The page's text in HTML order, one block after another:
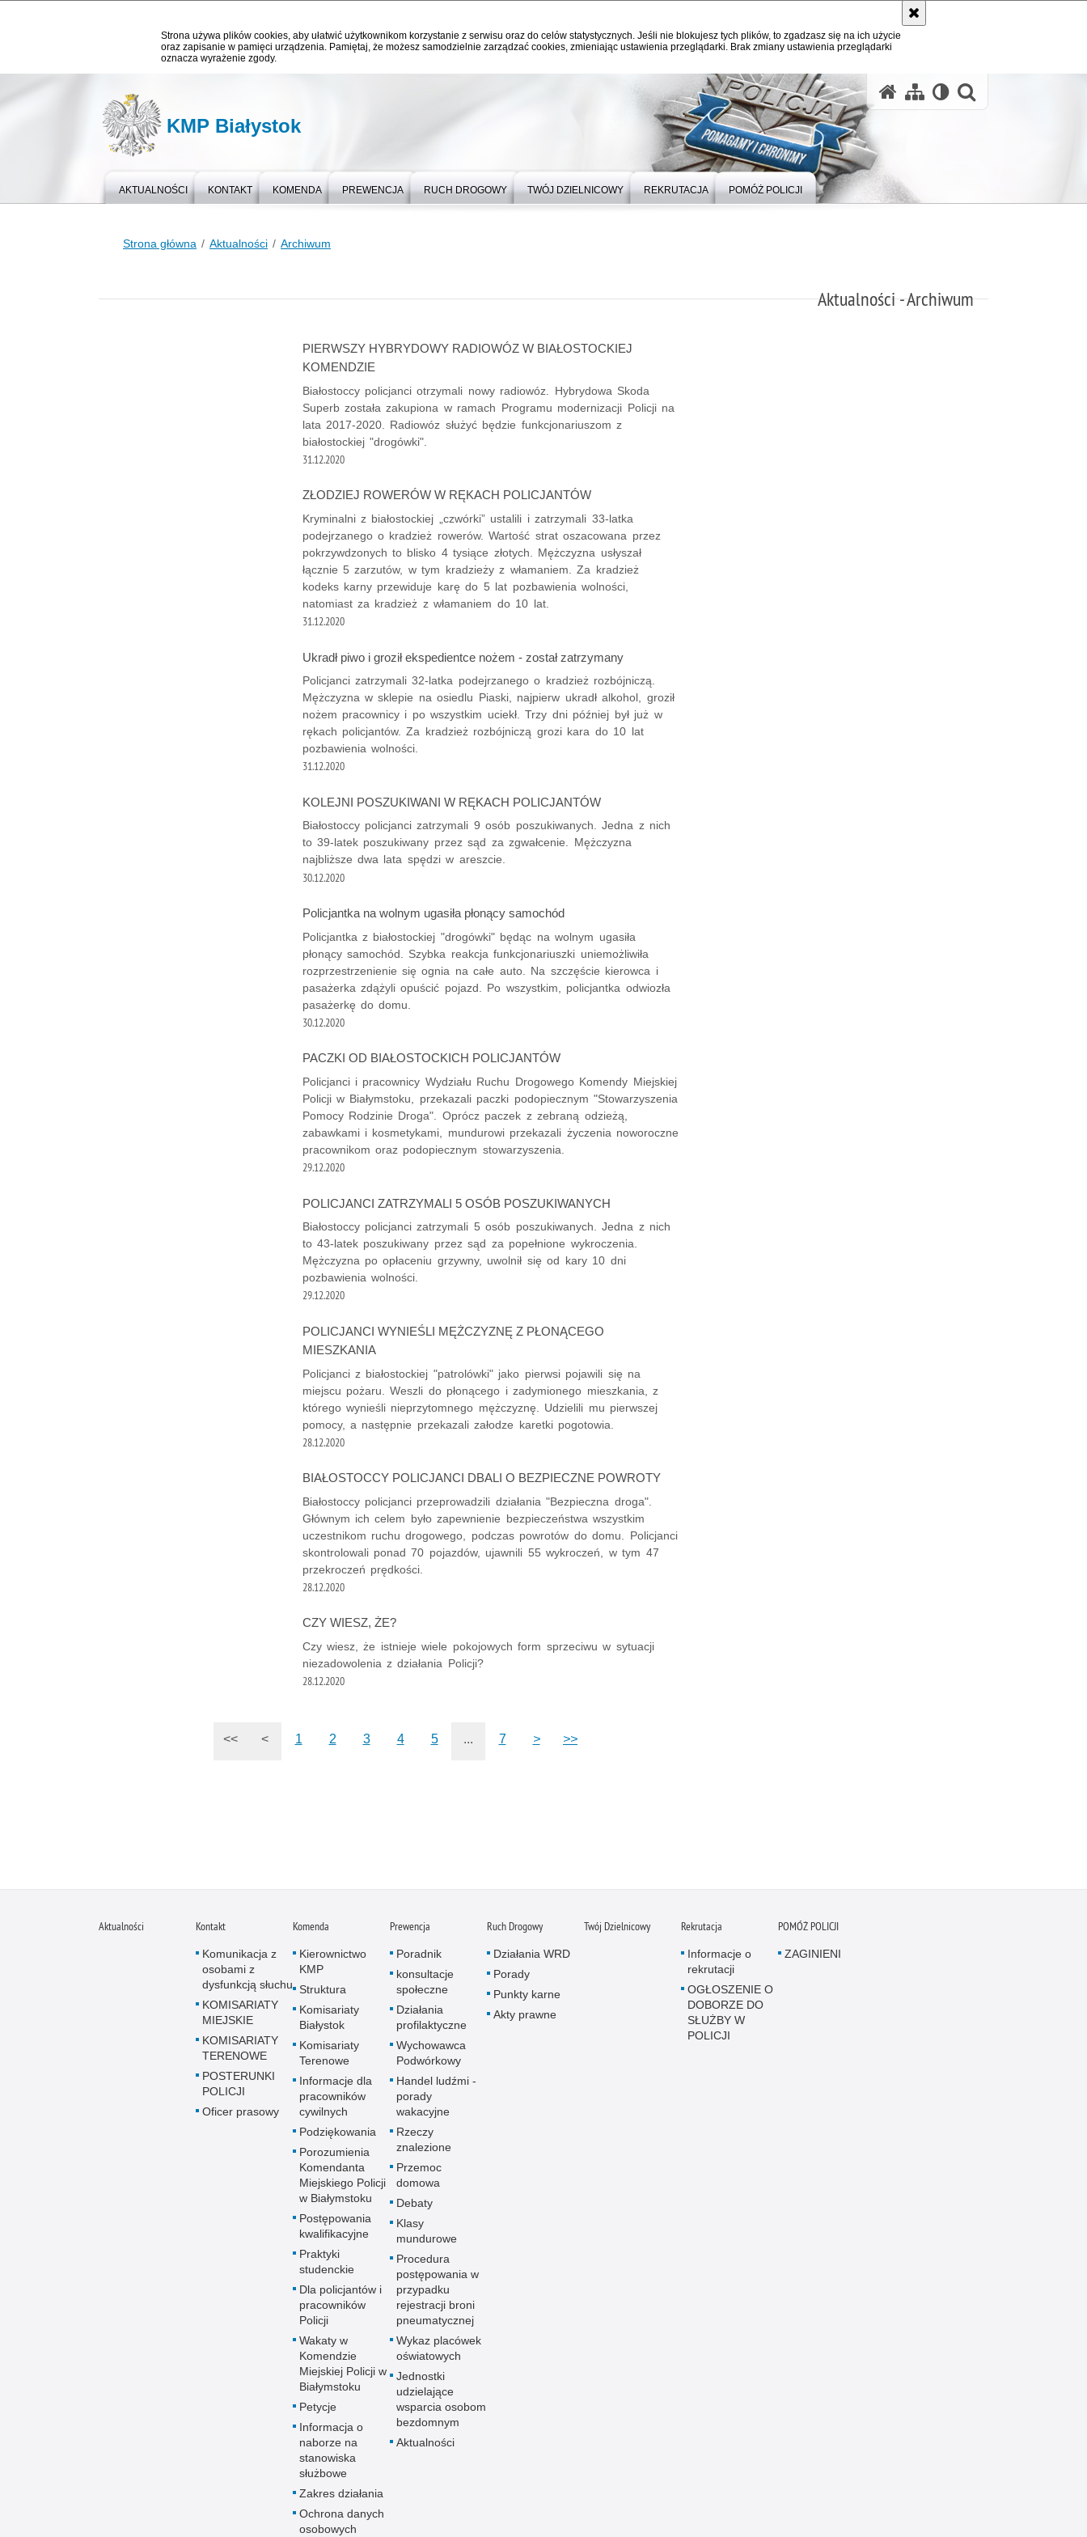
Strona używa plików cookies, aby ułatwić użytkownikom korzystanie z serwisu oraz do celów statystycznych. Jeśli nie blokujesz tych plików, to zgadzasz się na ich użycie
oraz zapisanie w pamięci urządzenia. Pamiętaj, że możesz samodzielnie zarządzać cookies, zmieniając ustawienia przeglądarki. Brak zmiany ustawienia przeglądarki
oznacza wyrażenie zgody.
KMP Białystok
AKTUALNOŚCI KONTAKT KOMENDA PREWENCJA RUCH DROGOWY TWÓJ DZIELNICOWY REKRUTACJA POMÓŻ POLICJI
Strona główna Aktualności Archiwum
Aktualności - Archiwum
PIERWSZY HYBRYDOWY RADIOWÓZ W BIAŁOSTOCKIEJ
KOMENDZIE
Białostoccy policjanci otrzymali nowy radiowóz. Hybrydowa Skoda
Superb została zakupiona w ramach Programu modernizacji Policji na
lata 2017-2020. Radiowóz służyć będzie funkcjonariuszom z
białostockiej "drogówki".
31.12.2020
ZŁODZIEJ ROWERÓW W RĘKACH POLICJANTÓW
Kryminalni z białostockiej „czwórki” ustalili i zatrzymali 33-latka
podejrzanego o kradzież rowerów. Wartość strat oszacowana przez
pokrzywdzonych to blisko 4 tysiące złotych. Mężczyzna usłyszał
łącznie 5 zarzutów, w tym kradzieży z włamaniem. Za kradzież
kodeks karny przewiduje karę do 5 lat pozbawienia wolności,
natomiast za kradzież z włamaniem do 10 lat.
31.12.2020
Ukradł piwo i groził ekspedientce nożem - został zatrzymany
Policjanci zatrzymali 32-latka podejrzanego o kradzież rozbójniczą.
Mężczyzna w sklepie na osiedlu Piaski, najpierw ukradł alkohol, groził
nożem pracownicy i po wszystkim uciekł. Trzy dni później był już w
rękach policjantów. Za kradzież rozbójniczą grozi kara do 10 lat
pozbawienia wolności.
31.12.2020
KOLEJNI POSZUKIWANI W RĘKACH POLICJANTÓW
Białostoccy policjanci zatrzymali 9 osób poszukiwanych. Jedna z nich
to 39-latek poszukiwany przez sąd za zgwałcenie. Mężczyzna
najbliższe dwa lata spędzi w areszcie.
30.12.2020
Policjantka na wolnym ugasiła płonący samochód
Policjantka z białostockiej "drogówki" będąc na wolnym ugasiła
płonący samochód. Szybka reakcja funkcjonariuszki uniemożliwiła
rozprzestrzenienie się ognia na całe auto. Na szczęście kierowca i
pasażerka zdążyli opuścić pojazd. Po wszystkim, policjantka odwiozła
pasażerkę do domu.
30.12.2020
PACZKI OD BIAŁOSTOCKICH POLICJANTÓW
Policjanci i pracownicy Wydziału Ruchu Drogowego Komendy Miejskiej
Policji w Białymstoku, przekazali paczki podopiecznym "Stowarzyszenia
Pomocy Rodzinie Droga". Oprócz paczek z zebraną odzieżą,
zabawkami i kosmetykami, mundurowi przekazali życzenia noworoczne
pracownikom oraz podopiecznym stowarzyszenia.
29.12.2020
POLICJANCI ZATRZYMALI 5 OSÓB POSZUKIWANYCH
Białostoccy policjanci zatrzymali 5 osób poszukiwanych. Jedna z nich
to 43-latek poszukiwany przez sąd za popełnione wykroczenia.
Mężczyzna po opłaceniu grzywny, uwolnił się od kary 10 dni
pozbawienia wolności.
29.12.2020
POLICJANCI WYNIEŚLI MĘŻCZYZNĘ Z PŁONĄCEGO
MIESZKANIA
Policjanci z białostockiej "patrolówki" jako pierwsi pojawili się na
miejscu pożaru. Weszli do płonącego i zadymionego mieszkania, z
którego wynieśli nieprzytomnego mężczyznę. Udzielili mu pierwszej
pomocy, a następnie przekazali załodze karetki pogotowia.
28.12.2020
BIAŁOSTOCCY POLICJANCI DBALI O BEZPIECZNE POWROTY
Białostoccy policjanci przeprowadzili działania "Bezpieczna droga".
Głównym ich celem było zapewnienie bezpieczeństwa wszystkim
uczestnikom ruchu drogowego, podczas powrotów do domu. Policjanci
skontrolowali ponad 70 pojazdów, ujawnili 55 wykroczeń, w tym 47
przekroczeń prędkości.
28.12.2020
CZY WIESZ, ŻE?
Czy wiesz, że istnieje wiele pokojowych form sprzeciwu w sytuacji
niezadowolenia z działania Policji?
28.12.2020
<< < 1 2 3 4 5 ... 7 > >>
Aktualności Kontakt
Komunikacja z
osobami z
dysfunkcją słuchu
KOMISARIATY
MIEJSKIE
KOMISARIATY
TERENOWE
POSTERUNKI
POLICJI
Oficer prasowy
Komenda
Kierownictwo
KMP
Struktura
Komisariaty
Białystok
Komisariaty
Terenowe
Informacje dla
pracowników
cywilnych
Podziękowania
Porozumienia
Komendanta
Miejskiego Policji
w Białymstoku
Postępowania
kwalifikacyjne
Praktyki
studenckie
Dla policjantów i
pracowników
Policji
Wakaty w
Komendzie
Miejskiej Policji w
Białymstoku
Petycje
Informacja o
naborze na
stanowiska
służbowe
Zakres działania
Ochrona danych
osobowych
Prewencja
Poradnik
konsultacje
społeczne
Działania
profilaktyczne
Wychowawca
Podwórkowy
Handel ludźmi -
porady
wakacyjne
Rzeczy
znalezione
Przemoc
domowa
Debaty
Klasy
mundurowe
Procedura
postępowania w
przypadku
rejestracji broni
pneumatycznej
Wykaz placówek
oświatowych
Jednostki
udzielające
wsparcia osobom
bezdomnym
Aktualności
Ruch Drogowy
Działania WRD
Porady
Punkty karne
Akty prawne
Twój Dzielnicowy Rekrutacja
Informacje o
rekrutacji
OGŁOSZENIE O
DOBORZE DO
SŁUŻBY W
POLICJI
POMÓŻ POLICJI
ZAGINIENI